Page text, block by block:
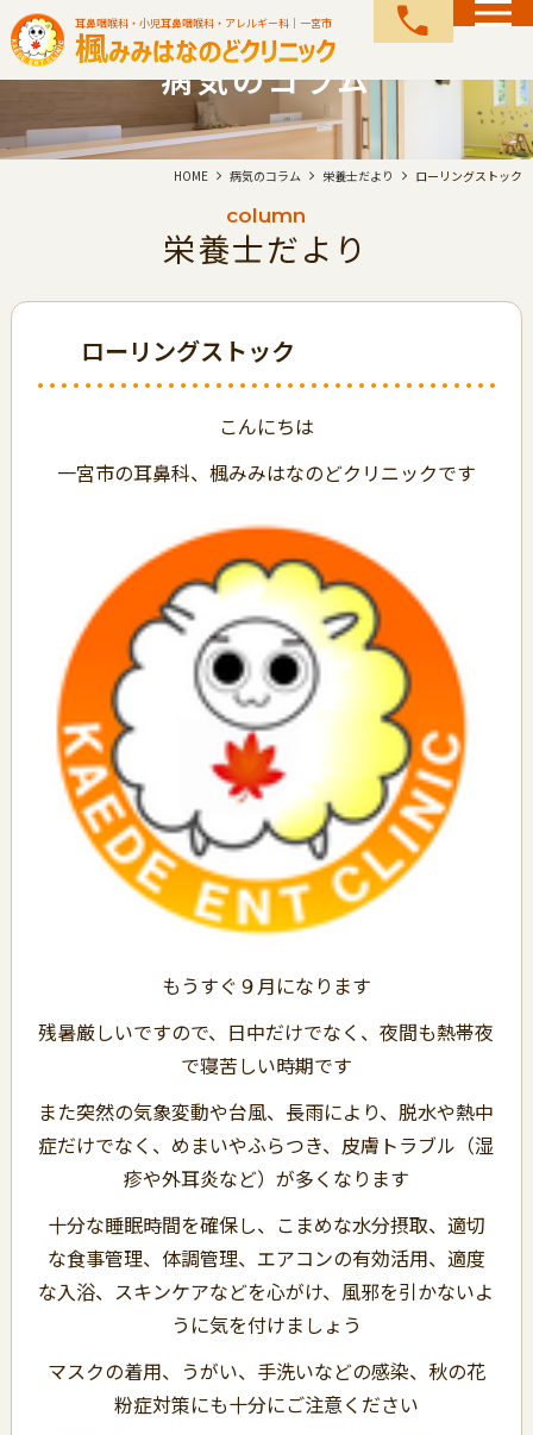
耳鼻咽喉科・小児耳鼻咽喉科・アレルギー科｜一宮市 call
病気のコラム
HOME 病気のコラム 栄養士だより ローリングストック
column
栄養士だより
ローリングストック
こんにちは
一宮市の耳鼻科、楓みみはなのどクリニックです
もうすぐ９月になります
残暑厳しいですので、日中だけでなく、夜間も熱帯夜
で寝苦しい時期です
また突然の気象変動や台風、長雨により、脱水や熱中
症だけでなく、めまいやふらつき、皮膚トラブル（湿
疹や外耳炎など）が多くなります
十分な睡眠時間を確保し、こまめな水分摂取、適切
な食事管理、体調管理、エアコンの有効活用、適度
な入浴、スキンケアなどを心がけ、風邪を引かないよ
うに気を付けましょう
マスクの着用、うがい、手洗いなどの感染、秋の花
粉症対策にも十分にご注意ください